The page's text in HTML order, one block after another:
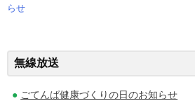
稿
ビ
ゲ
らせ
無線放送
ごてんば健康づくりの日のお知らせ